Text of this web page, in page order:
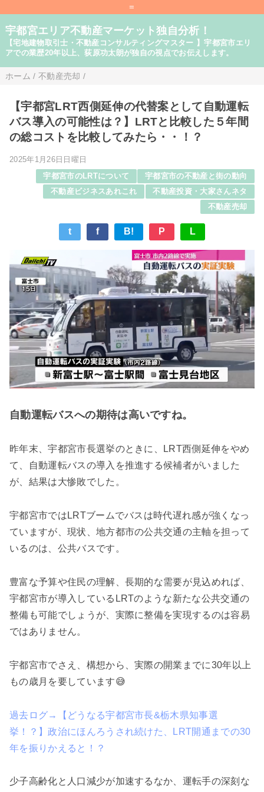
=
宇都宮エリア不動産マーケット独自分析！
【宅地建物取引士・不動産コンサルティングマスター 】宇都宮市エリ
アでの業歴20年以上、荻原功太朗が独自の視点でお伝えします。
ホーム / 不動産売却 /
【宇都宮LRT西側延伸の代替案として自動運転
バス導入の可能性は？】LRTと比較した５年間
の総コストを比較してみたら・・！？
2025年1月26日日曜日
宇都宮市のLRTについて
宇都宮市の不動産と街の動向
不動産ビジネスあれこれ
不動産投資・大家さんネタ
不動産売却
t f B! P L
自動運転バスへの期待は高いですね。
昨年末、宇都宮市長選挙のときに、LRT西側延伸をやめ
て、自動運転バスの導入を推進する候補者がいました
が、結果は大惨敗でした。
宇都宮市ではLRTブームでバスは時代遅れ感が強くなっ
ていますが、現状、地方都市の公共交通の主軸を担って
いるのは、公共バスです。
豊富な予算や住民の理解、長期的な需要が見込めれば、
宇都宮市が導入しているLRTのような新たな公共交通の
整備も可能でしょうが、実際に整備を実現するのは容易
ではありません。
宇都宮市でさえ、構想から、実際の開業までに30年以上
もの歳月を要しています😅
過去ログ→【どうなる宇都宮市長&栃木県知事選
挙！？】政治にほんろうされ続けた、LRT開通までの30
年を振りかえると！？
少子高齢化と人口減少が加速するなか、運転手の深刻な